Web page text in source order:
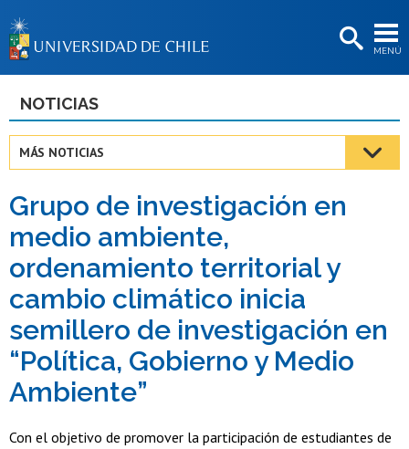
MENÚ
BIBLIOTECAS
Estudiantes
Académicas/os
Funcionarias/os
Egresadas/os
NOTICIAS
MÁS NOTICIAS
Grupo de investigación en
medio ambiente,
ordenamiento territorial y
cambio climático inicia
semillero de investigación en
“Política, Gobierno y Medio
Ambiente”
Con el objetivo de promover la participación de estudiantes de